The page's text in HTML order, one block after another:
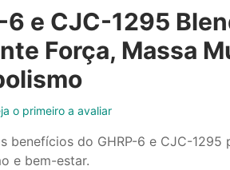
6 e CJC-1295
Força, Massa
o primeiro a avaliar
benefícios do GHRP-6 e CJC-1295
e bem-estar.